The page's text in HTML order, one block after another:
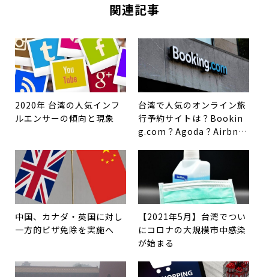
関連記事
2020年 台湾の人気インフ
ルエンサーの傾向と現象
台湾で人気のオンライン旅
行予約サイトは？Bookin
g.com？Agoda？Airbn
中国、カナダ・英国に対し
一方的ビザ免除を実施へ
【2021年5月】台湾でつい
にコロナの大規模市中感染
が始まる